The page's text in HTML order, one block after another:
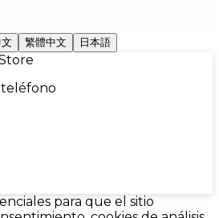
繁體中文 日本語
para que el sitio